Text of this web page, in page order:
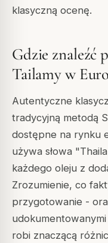
klasyczną ocenę.
Gdzie znaleźć
Tailamy w
Autentyczne
tradycyjną metodą
dostępne na rynku
używa słowa
każdego oleju z
Zrozumienie, co
przygotowanie -
robi znaczącą